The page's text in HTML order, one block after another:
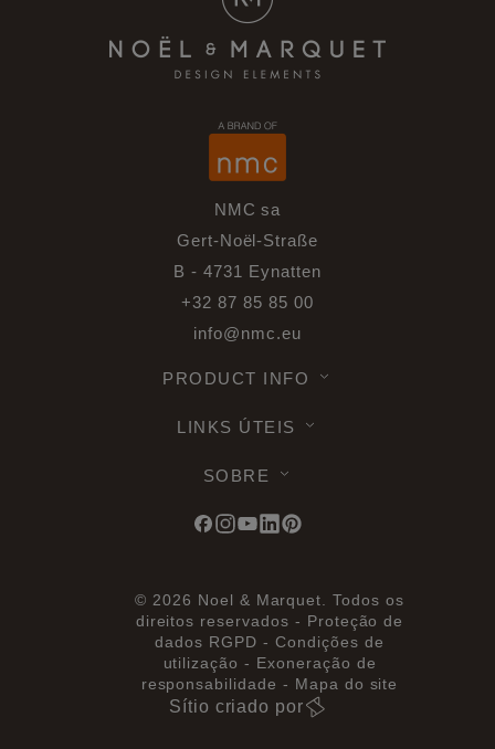
NMC sa
Gert-Noël-Straße
B - 4731 Eynatten
+32 87 85 85 00
info@nmc.eu
PRODUCT INFO
LINKS ÚTEIS
SOBRE
© 2026 Noel & Marquet. Todos os
direitos reservados - Proteção de
dados RGPD - Condições de
utilização - Exoneração de
responsabilidade - Mapa do site
Sítio criado por